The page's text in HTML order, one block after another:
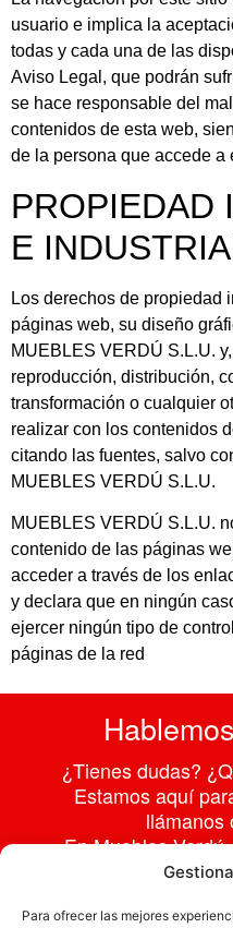
Para ofrecer las mejores
usuario e implica la
todas y cada una de las
Aviso Legal, que podrán
se hace responsable del
contenidos de esta web,
de la persona que accede a
PROPIEDAD
E
Los derechos de propiedad
páginas web, su diseño
MUEBLES VERDÚ S.L.U.
reproducción, distribución,
transformación o cualquier
realizar con los contenidos
citando las fuentes, salvo
MUEBLES VERDÚ S.L.U.
MUEBLES VERDÚ S.L.U.
contenido de las páginas
acceder a través de los
y declara que en ningún
ejercer ningún tipo de
páginas de la red
¿Tienes dudas?
Estamos aquí
llámanos
En Muebles